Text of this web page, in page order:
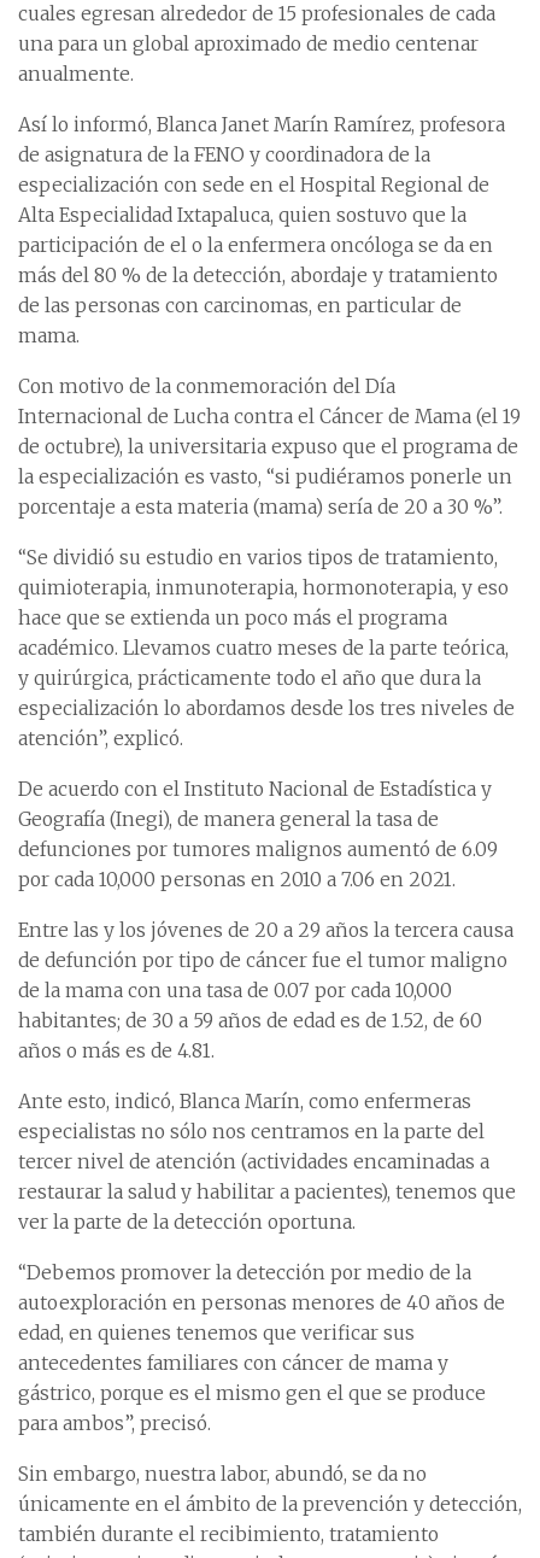
cuales egresan alrededor de 15 profesionales de cada
una para un global aproximado de medio centenar
anualmente.
Así lo informó, Blanca Janet Marín Ramírez, profesora
de asignatura de la FENO y coordinadora de la
especialización con sede en el Hospital Regional de
Alta Especialidad Ixtapaluca, quien sostuvo que la
participación de el o la enfermera oncóloga se da en
más del 80 % de la detección, abordaje y tratamiento
de las personas con carcinomas, en particular de
mama.
Con motivo de la conmemoración del Día
Internacional de Lucha contra el Cáncer de Mama (el 19
de octubre), la universitaria expuso que el programa de
la especialización es vasto, “si pudiéramos ponerle un
porcentaje a esta materia (mama) sería de 20 a 30 %”.
“Se dividió su estudio en varios tipos de tratamiento,
quimioterapia, inmunoterapia, hormonoterapia, y eso
hace que se extienda un poco más el programa
académico. Llevamos cuatro meses de la parte teórica,
y quirúrgica, prácticamente todo el año que dura la
especialización lo abordamos desde los tres niveles de
atención”, explicó.
De acuerdo con el Instituto Nacional de Estadística y
Geografía (Inegi), de manera general la tasa de
defunciones por tumores malignos aumentó de 6.09
por cada 10,000 personas en 2010 a 7.06 en 2021.
Entre las y los jóvenes de 20 a 29 años la tercera causa
de defunción por tipo de cáncer fue el tumor maligno
de la mama con una tasa de 0.07 por cada 10,000
habitantes; de 30 a 59 años de edad es de 1.52, de 60
años o más es de 4.81.
Ante esto, indicó, Blanca Marín, como enfermeras
especialistas no sólo nos centramos en la parte del
tercer nivel de atención (actividades encaminadas a
restaurar la salud y habilitar a pacientes), tenemos que
ver la parte de la detección oportuna.
“Debemos promover la detección por medio de la
autoexploración en personas menores de 40 años de
edad, en quienes tenemos que verificar sus
antecedentes familiares con cáncer de mama y
gástrico, porque es el mismo gen el que se produce
para ambos”, precisó.
Sin embargo, nuestra labor, abundó, se da no
únicamente en el ámbito de la prevención y detección,
también durante el recibimiento, tratamiento